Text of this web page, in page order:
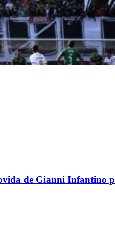
de Gianni Infantino